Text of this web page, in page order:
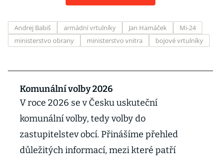
Andrej Babiš armádní vrtulníky Jan Hamáček
Mi-24
ministerstvo obrany
ministerstvo vnitra bojové vrtulníky
Komunální volby 2026
V roce 2026 se v Česku uskuteční
komunální volby, tedy volby do
zastupitelstev obcí. Přinášíme přehled
důležitých informací, mezi které patří